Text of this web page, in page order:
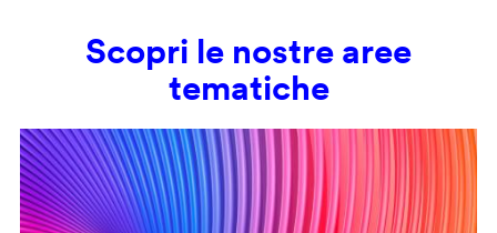
Scopri le nostre aree
tematiche